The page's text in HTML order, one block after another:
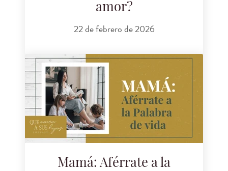
amor?
22 de febrero de 2026
Mamá: Aférrate a la